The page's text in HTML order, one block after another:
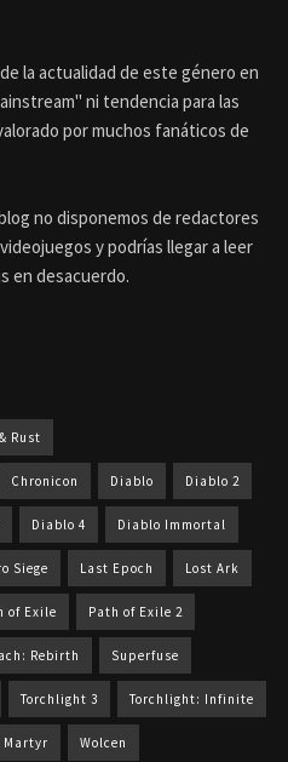
la actualidad de este género en
ni tendencia para las
por muchos fanáticos de
no disponemos de redactores
y podrías llegar a leer
en desacuerdo.
Rust
Chronicon Diablo Diablo 2
Diablo 4 Diablo Immortal
Siege Last Epoch Lost Ark
of Exile Path of Exile 2
Rebirth Superfuse
Torchlight 3 Torchlight: Infinite
Martyr Wolcen